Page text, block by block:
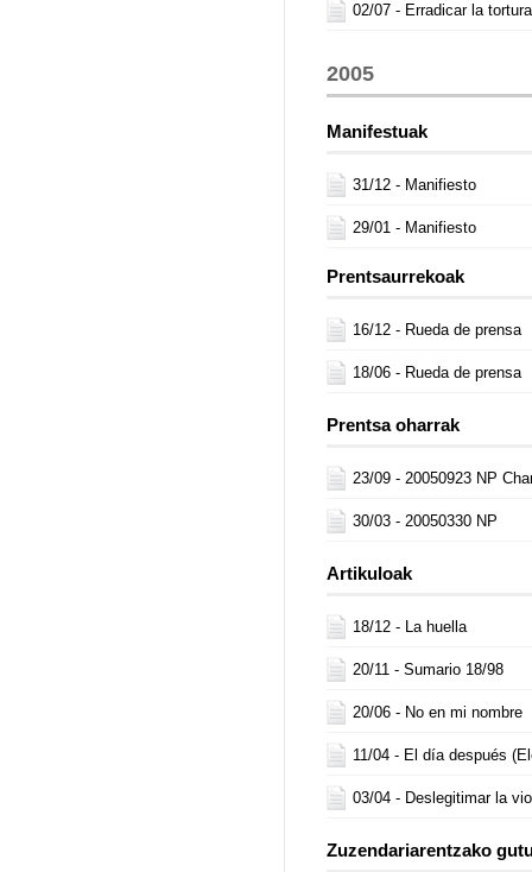
02/07 - Erradicar la tortura
2005
Manifestuak
31/12 - Manifiesto
29/01 - Manifiesto
Prentsaurrekoak
16/12 - Rueda de prensa
18/06 - Rueda de prensa
Prentsa oharrak
23/09 - 20050923 NP
30/03 - 20050330 NP
Artikuloak
18/12 - La huella
20/11 - Sumario 18/98
20/06 - No en mi nombre
11/04 - El día después
03/04 - Deslegitimar la
Zuzendariarentzako